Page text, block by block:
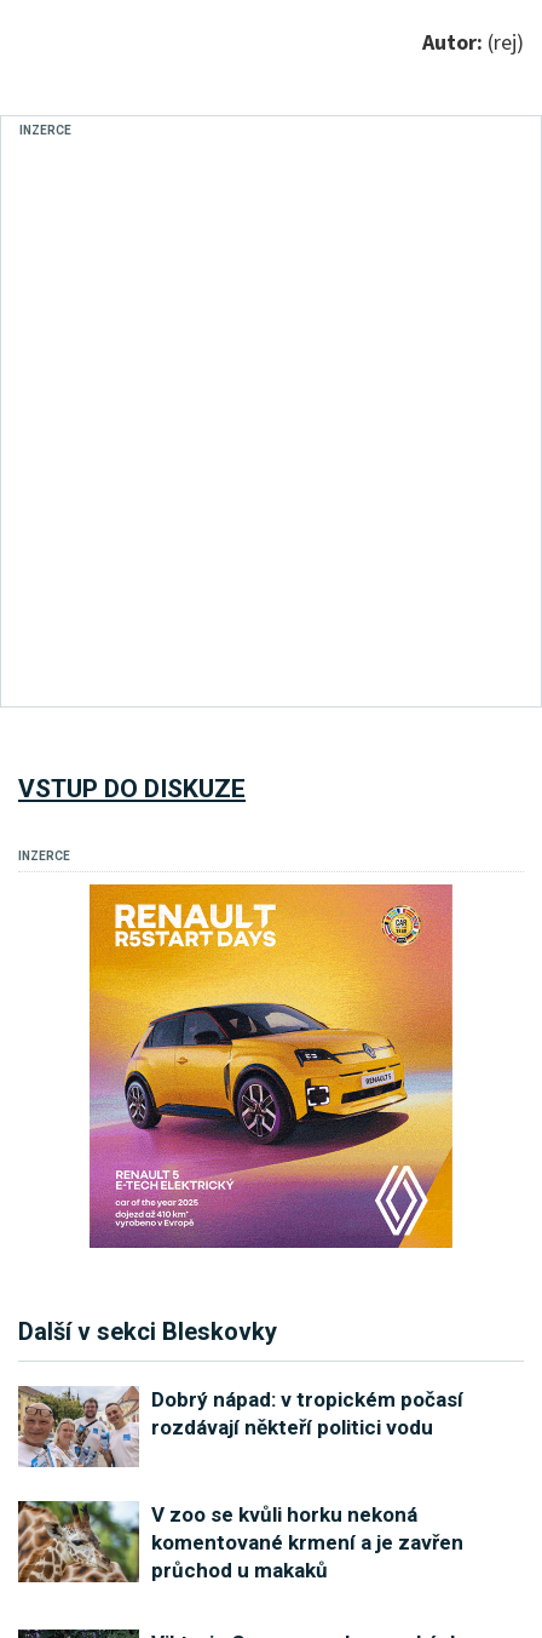
Autor: (rej)
INZERCE
VSTUP DO DISKUZE
INZERCE
Další v sekci Bleskovky
Dobrý nápad: v tropickém počasí
rozdávají někteří politici vodu
V zoo se kvůli horku nekoná
komentované krmení a je zavřen
průchod u makaků